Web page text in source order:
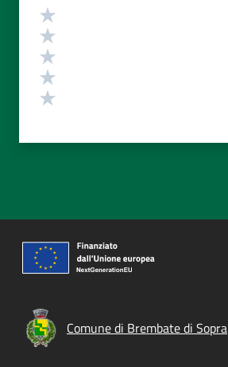
Valutazione
Comune di Brembate di Sopra